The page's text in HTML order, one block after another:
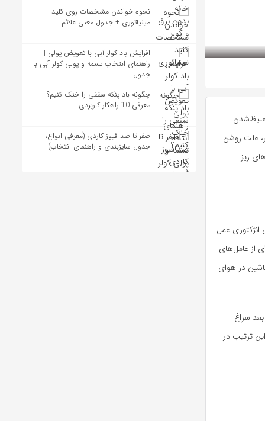
علت روشن
ریز
انژکتوری عمل
از عامل‌های
در هوای
سراغ
ترتیب در
نحوه خواندن مشخصات روی کلید
مینیاتوری + جدول معنی علائم
افزایش باد کولر آبی با تعویض پولی |
راهنمای انتخاب تسمه و پولی کولر آبی با
جدول
چگونه باد پنکه سقفی را خنک کنیم؟ –
معرفی 10 راهکار کاربردی
صفر تا صد فیوز کاردی (معرفی انواع،
جدول سایزبندی و راهنمای انتخاب)